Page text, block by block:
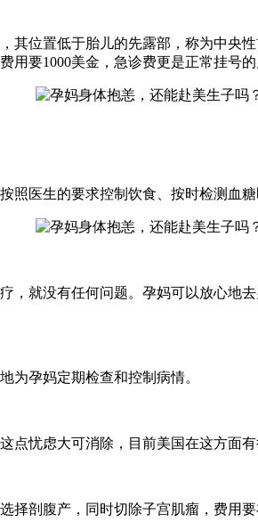
其位置低于胎儿的先露部，称为中央
要1000美金，急诊费更是正常挂号
照医生的要求控制饮食、按时检测血糖
，就没有任何问题。孕妈可以放心地
为孕妈定期检查和控制病情。
忧虑大可消除，目前美国在这方面
剖腹产，同时切除子宫肌瘤，费用要